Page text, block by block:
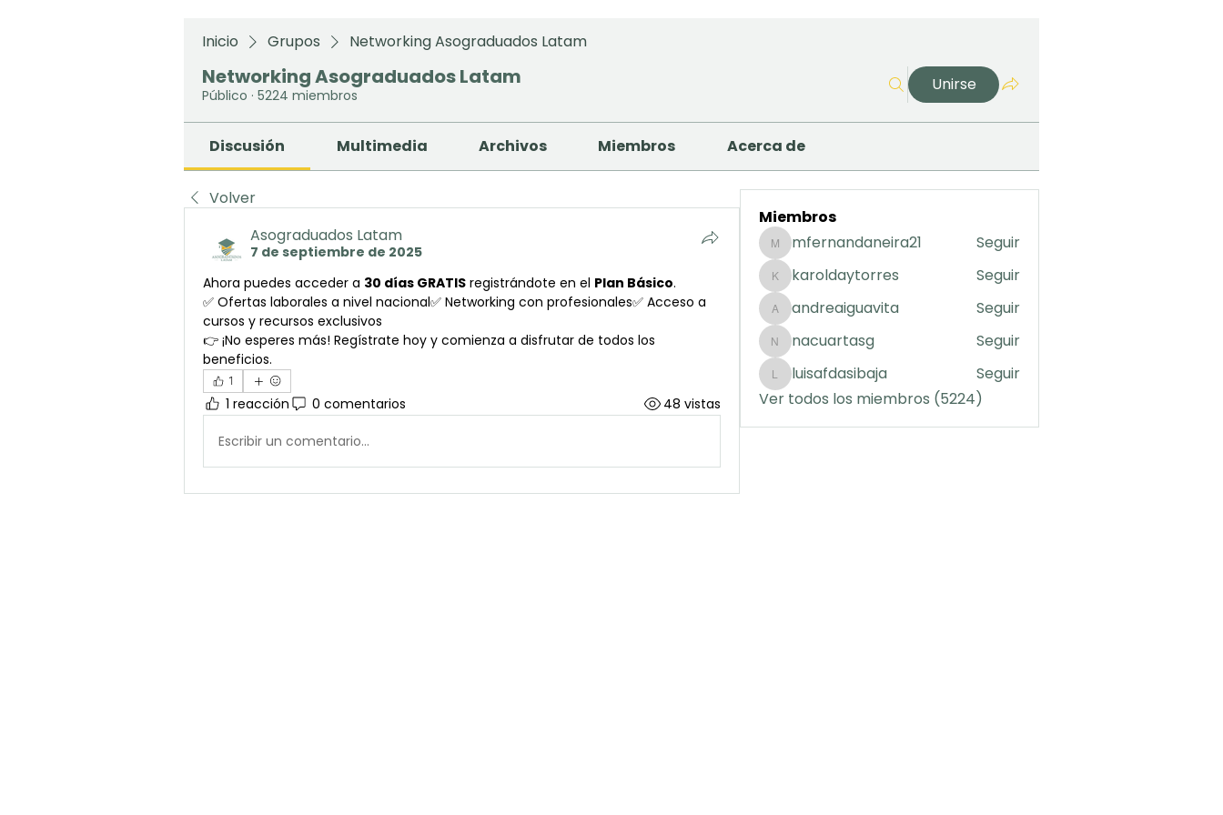
Inicio Grupos Networking Asograduados Latam
Networking Asograduados Latam
Público · 5224 miembros
Unirse
Discusión Multimedia Archivos Miembros Acerca de
Volver
Asograduados Latam
7 de septiembre de 2025
Ahora puedes acceder a 30 días GRATIS registrándote en el Plan Básico.
✅ Ofertas laborales a nivel nacional✅ Networking con profesionales✅ Acceso a
cursos y recursos exclusivos
👉 ¡No esperes más! Regístrate hoy y comienza a disfrutar de todos los
beneficios.
1
1 reacción 0 comentarios 48 vistas
Escribir un comentario...
Miembros
mfernandaneira21
mfernandaneira21 Seguir
karoldaytorres
karoldaytorres Seguir
andreaiguavita
andreaiguavita Seguir
nacuartasg
nacuartasg Seguir
luisafdasibaja
luisafdasibaja
Seguir
Ver todos los miembros (5224)